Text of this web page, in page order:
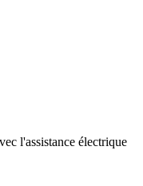
l'assistance électrique